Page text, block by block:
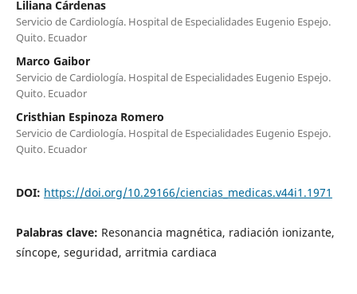
Liliana Cárdenas
Servicio de Cardiología. Hospital de Especialidades Eugenio Espejo.
Quito. Ecuador
Marco Gaibor
Servicio de Cardiología. Hospital de Especialidades Eugenio Espejo.
Quito. Ecuador
Cristhian Espinoza Romero
Servicio de Cardiología. Hospital de Especialidades Eugenio Espejo.
Quito. Ecuador
DOI: https://doi.org/10.29166/ciencias_medicas.v44i1.1971
Palabras clave: Resonancia magnética, radiación ionizante,
síncope, seguridad, arritmia cardiaca